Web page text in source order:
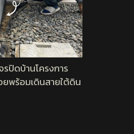
ปิดบ้านโครงการ
ยพร้อมเดินสายใต้ดิน